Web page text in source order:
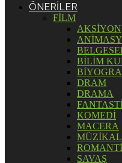
ÖNERİLER
FİLM
AKSİYON
BİLİM
DRAM
DRAMA
KOMEDİ
MACERA
MÜZİKAL
SAVAŞ